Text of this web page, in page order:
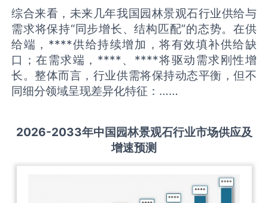
综合来看，未来几年我国园林景观石行业供给与
需求将保持“同步增长、结构匹配”的态势。在供
给端，****供给持续增加，将有效填补供给缺
口；在需求端，****、****将驱动需求刚性增
长。整体而言，行业供需将保持动态平衡，但不
同细分领域呈现差异化特征：……
2026-2033年中国园林景观石行业市场供应及
增速预测